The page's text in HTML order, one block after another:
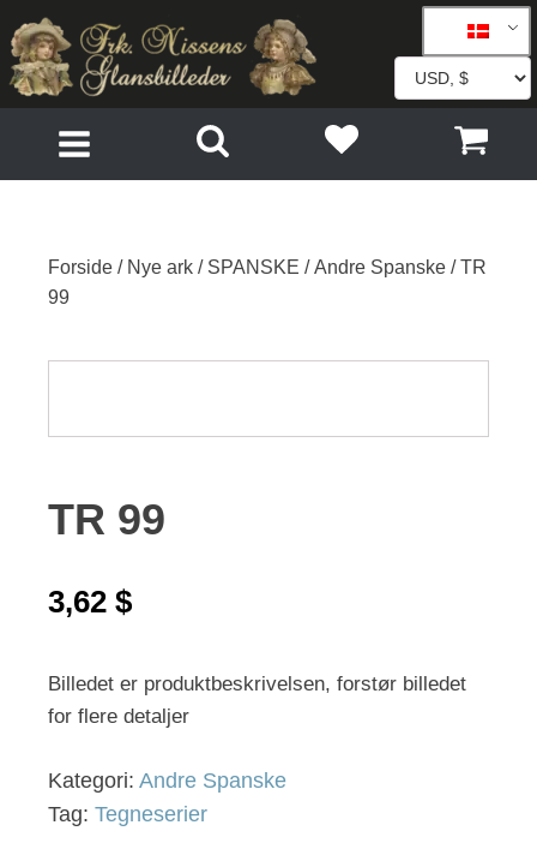
Forside / Nye ark / SPANSKE /Andre Spanske / TR
99
TR 99
3,62 $
Billedet er produktbeskrivelsen, forstør billedet
for flere detaljer
Kategori: Andre Spanske
Tag: Tegneserier